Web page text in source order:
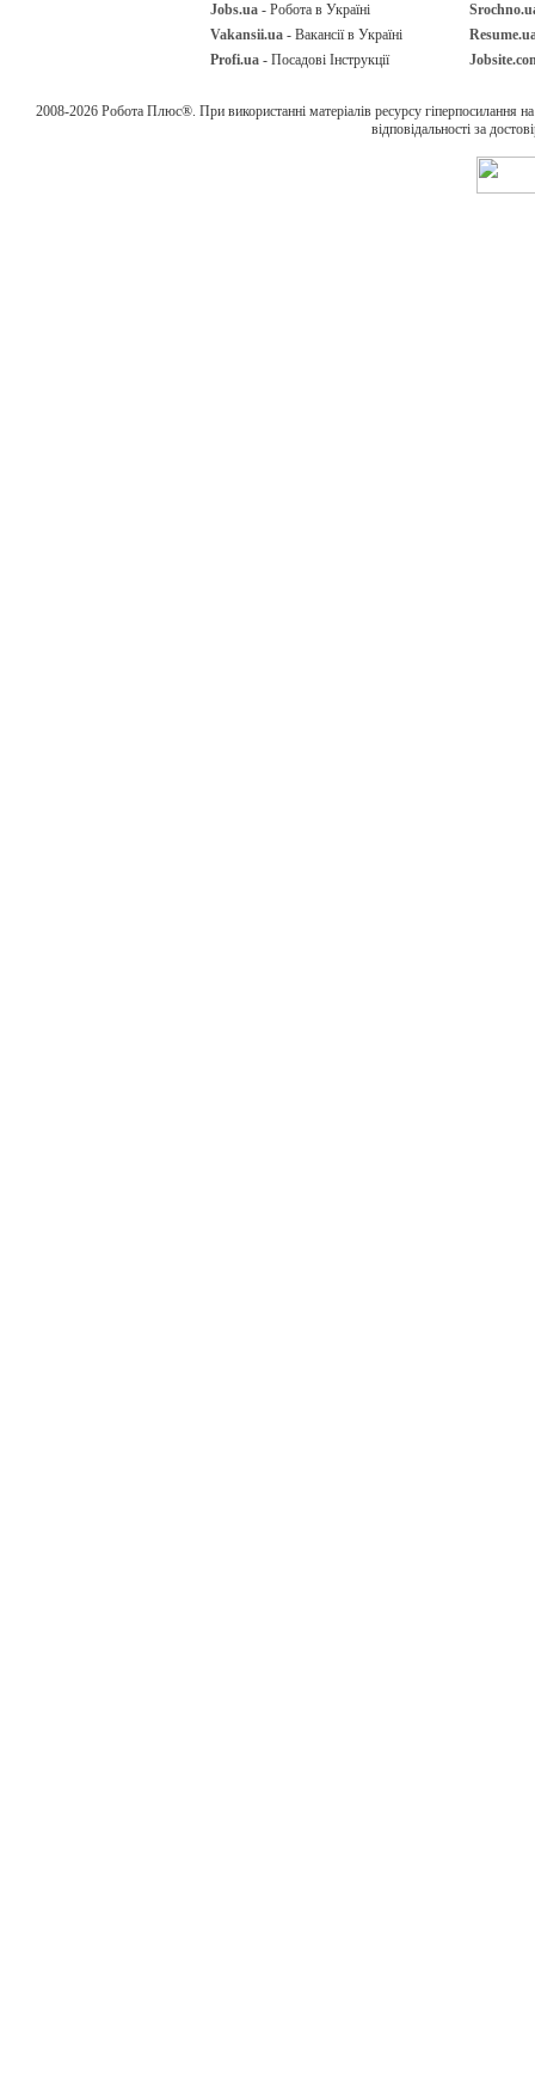
Jobs.ua - Робота в Україні
Vakansii.ua - Вакансії в Україні
Profi.ua - Посадові Інструкції
2008-2026 Робота Плюс®. При використанні матеріалів ресурсу гіперпосилання
відповідальності за